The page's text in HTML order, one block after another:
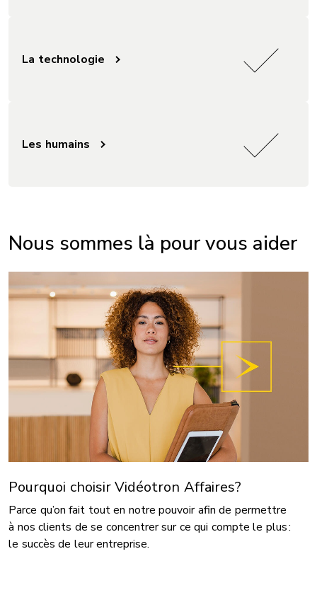
La technologie
Les humains
Nous sommes là pour vous aider
Pourquoi choisir Vidéotron Affaires?
Parce qu’on fait tout en notre pouvoir afin de permettre
à nos clients de se concentrer sur ce qui compte le plus :
le succès de leur entreprise.